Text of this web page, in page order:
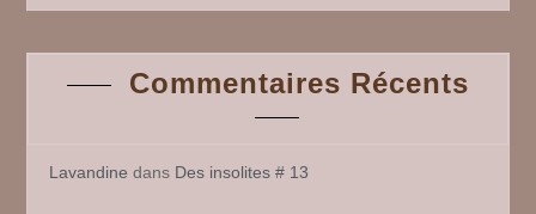
Commentaires Récents
Lavandine dans Des insolites # 13